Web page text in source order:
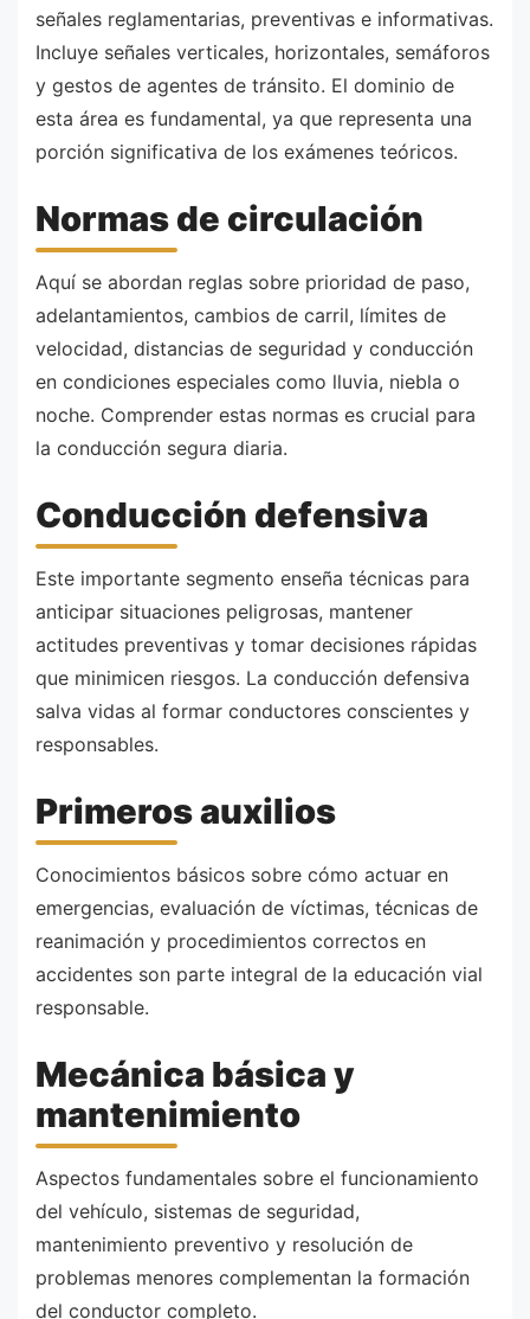
señales reglamentarias, preventivas e informativas.
Incluye señales verticales, horizontales, semáforos
y gestos de agentes de tránsito. El dominio de
esta área es fundamental, ya que representa una
porción significativa de los exámenes teóricos.
Normas de circulación
Aquí se abordan reglas sobre prioridad de paso,
adelantamientos, cambios de carril, límites de
velocidad, distancias de seguridad y conducción
en condiciones especiales como lluvia, niebla o
noche. Comprender estas normas es crucial para
la conducción segura diaria.
Conducción defensiva
Este importante segmento enseña técnicas para
anticipar situaciones peligrosas, mantener
actitudes preventivas y tomar decisiones rápidas
que minimicen riesgos. La conducción defensiva
salva vidas al formar conductores conscientes y
responsables.
Primeros auxilios
Conocimientos básicos sobre cómo actuar en
emergencias, evaluación de víctimas, técnicas de
reanimación y procedimientos correctos en
accidentes son parte integral de la educación vial
responsable.
Mecánica básica y
mantenimiento
Aspectos fundamentales sobre el funcionamiento
del vehículo, sistemas de seguridad,
mantenimiento preventivo y resolución de
problemas menores complementan la formación
del conductor completo.